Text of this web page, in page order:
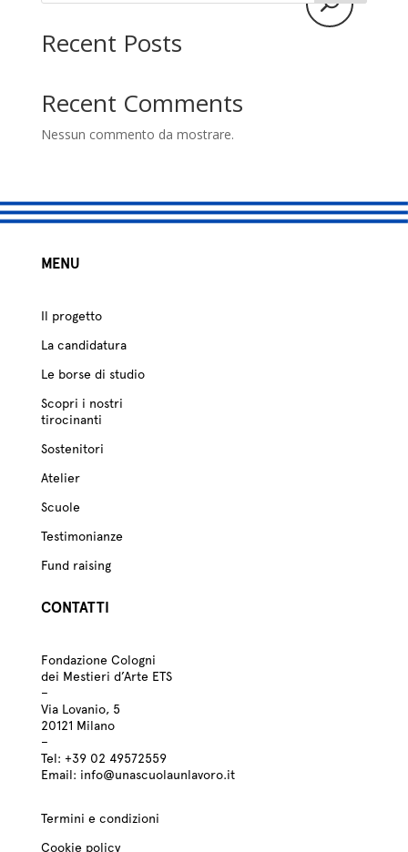
Recent Posts
Recent Comments
Nessun commento da mostrare.
MENU
Il progetto
La candidatura
Le borse di studio
Scopri i nostri
tirocinanti
Sostenitori
Atelier
Scuole
Testimonianze
Fund raising
CONTATTI
Fondazione Cologni
dei Mestieri d’Arte ETS
–
Via Lovanio, 5
20121 Milano
–
Tel: +3902 49572559
Email: info@unascuolaunlavoro.it
Termini e condizioni
Cookie policy